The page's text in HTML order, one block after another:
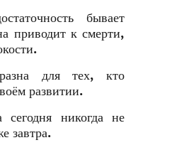
бывает
приводит к смерти,
для тех, кто
развитии.
никогда не
завтра.